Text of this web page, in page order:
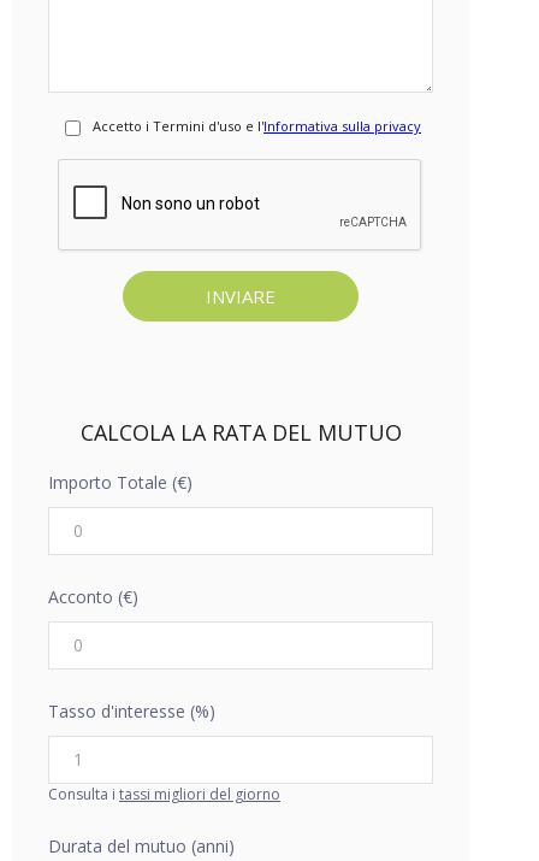
Accetto i Termini d'uso e l'Informativa sulla privacy
CALCOLA LA RATA DEL MUTUO
Importo Totale (€)
Acconto (€)
Tasso d'interesse (%)
Consulta i tassi migliori del giorno
Durata del mutuo (anni)